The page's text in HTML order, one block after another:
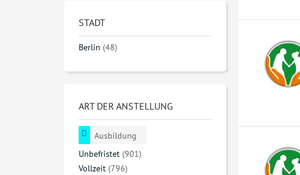
STADT
Berlin (48)
ART DER ANSTELLUNG
Ausbildung
Unbefristet (901)
Vollzeit (796)